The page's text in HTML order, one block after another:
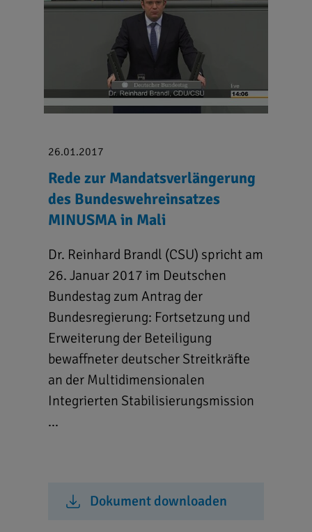
26.01.2017
Rede zur Mandatsverlängerung
des Bundeswehreinsatzes
MINUSMA in Mali
Dr. Reinhard Brandl (CSU) spricht am
26. Januar 2017 im Deutschen
Bundestag zum Antrag der
Bundesregierung: Fortsetzung und
Erweiterung der Beteiligung
bewaffneter deutscher Streitkräfte
an der Multidimensionalen
Integrierten Stabilisierungsmission
...
Dokument downloaden